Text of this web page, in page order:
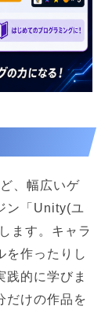
、幅広いゲ
ン「Unity(ユ
ます。キャラ
を作ったりし
践的に学びま
だけの作品を